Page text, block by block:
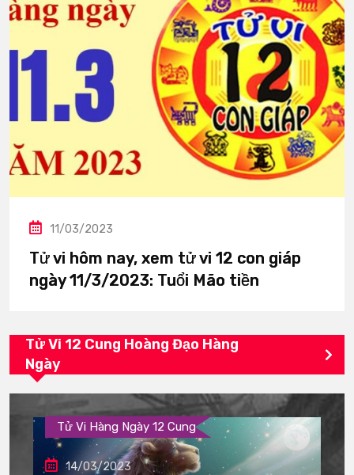
11/03/2023
Tử vi hôm nay, xem tử vi 12 con giáp
ngày 11/3/2023: Tuổi Mão tiền
Tử Vi 12 Cung Hoàng Đạo Hàng
Ngày
Tử Vi Hàng Ngày 12 Cung
14/03/2023